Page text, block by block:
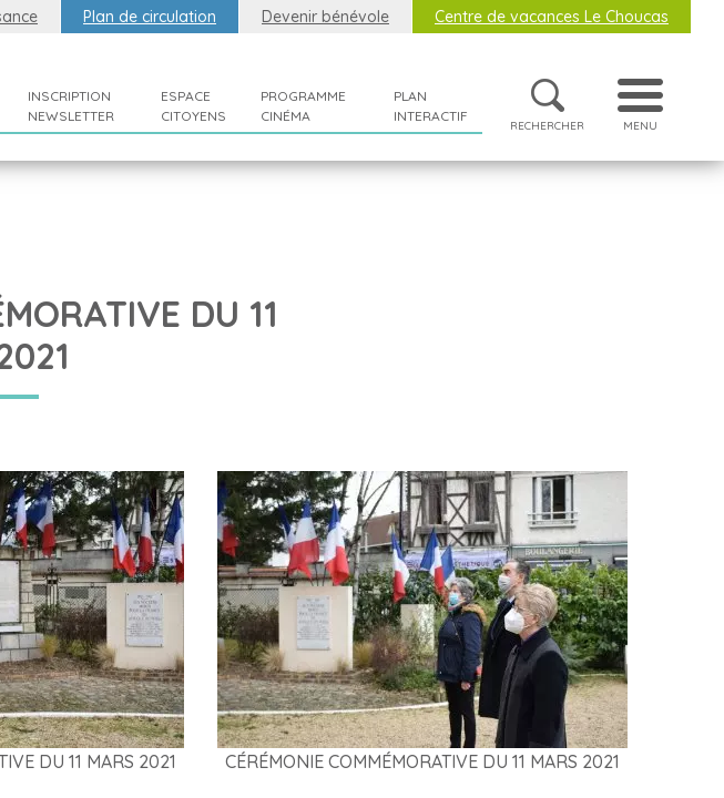
Plan de circulation Devenir bénévole Centre de vacances Le Choucas
INSCRIPTION
NEWSLETTER
ESPACE
CITOYENS
PROGRAMME
CINÉMA
PLAN
INTERACTIF
RECHERCHER MENU
DU 11
DU 11 MARS 2021 CÉRÉMONIE COMMÉMORATIVE DU 11 MARS 2021